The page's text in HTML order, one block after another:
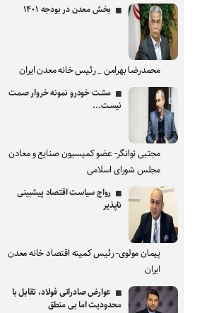
بخش معدن در بودجه ۱۴۰۱
محمدرضا بهرامن _ رئیس خانه معدن ایران
مشت خودرو نمونه خروار صمت
نیست...
مجتبی توانگر- عضو کمیسیون صنایع و معادن
مجلس شورای اسلامی
رواج سیاست اقتصاد پیشبینی
ناپذیر
پیمان مولوی- رئیس کمیته اقتصاد خانه معدن
ایران
عوارض صادراتی فولاد، تقابل با
محدودیت اما بی منطق